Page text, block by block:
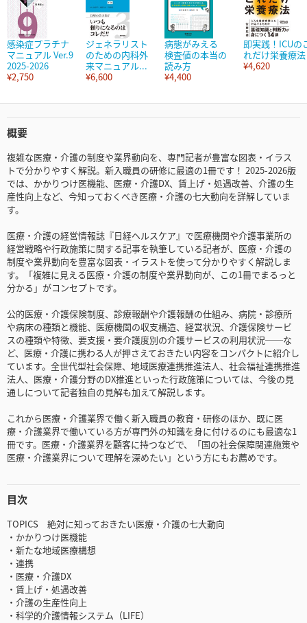
感染症プラチナ
マニュアル Ver.9
2025-2026
¥2,750
ジェネラリスト
のための内科外
来マニュアル...
¥6,600
病態がみえる
検査値の本当の
読み方
¥4,400
即実践！ICUの
れだけ栄養療法
¥4,620
概要
複雑な医療・介護の制度や業界動向を、専門記者が豊富な図表・イラス
トで分かりやすく解説。新入職員の研修に最適の1冊です！ 2025-2026版
では、かかりつけ医機能、医療・介護DX、賃上げ・処遇改善、介護の生
産性向上など、今知っておくべき医療・介護の七大動向を詳解していま
す。
医療・介護の経営情報誌『日経ヘルスケア』で医療機関や介護事業所の
経営戦略や行政施策に関する記事を執筆している記者が、医療・介護の
制度や業界動向を豊富な図表・イラストを使って分かりやすく解説しま
す。「複雑に見える医療・介護の制度や業界動向が、この1冊でまるっと
分かる」がコンセプトです。
公的医療・介護保険制度、診療報酬や介護報酬の仕組み、病院・診療所
や病床の種類と機能、医療機関の収支構造、経営状況、介護保険サービ
スの種類や特徴、要支援・要介護度別の介護サービスの利用状況──な
ど、医療・介護に携わる人が押さえておきたい内容をコンパクトに紹介し
ています。全世代型社会保障、地域医療連携推進法人、社会福祉連携推進
法人、医療・介護分野のDX推進といった行政施策については、今後の見
通しについて記者独自の見解も加えて解説します。
これから医療・介護業界で働く新入職員の教育・研修のほか、既に医
療・介護業界で働いている方が専門外の知識を身に付けるのにも最適な1
冊です。医療・介護業界を顧客に持つなどで、「国の社会保障関連施策や
医療・介護業界について理解を深めたい」という方にもお薦めです。
目次
TOPICS 絶対に知っておきたい医療・介護の七大動向
・かかりつけ医機能
・新たな地域医療構想
・連携
・医療・介護DX
・賃上げ・処遇改善
・介護の生産性向上
・科学的介護情報システム（LIFE）